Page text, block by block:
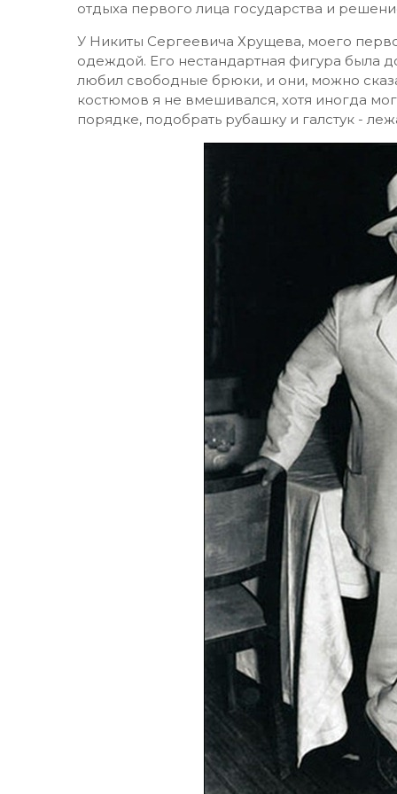
отдыха первого лица государства и
У Никиты Сергеевича Хрущева, моего
одеждой. Его нестандартная фигура была
любил свободные брюки, и они, можно
костюмов я не вмешивался, хотя иногда
порядке, подобрать рубашку и галстук -